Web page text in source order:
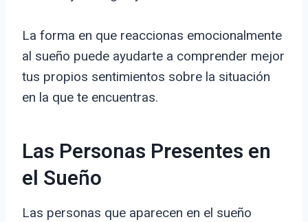
La forma en que reaccionas emocionalmente
al sueño puede ayudarte a comprender mejor
tus propios sentimientos sobre la situación
en la que te encuentras.
Las Personas Presentes en
el Sueño
Las personas que aparecen en el sueño